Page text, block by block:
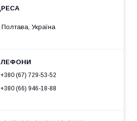
Полтава, Україна
+380 (67) 729-53-52
+380 (66) 946-18-88